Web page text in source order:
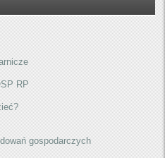
RP
gospodarczych